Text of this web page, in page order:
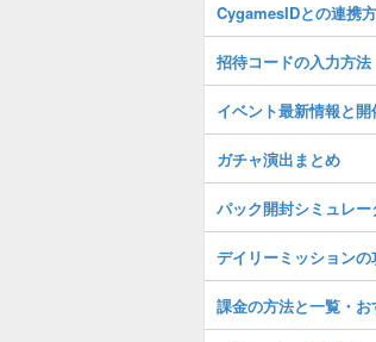
CygamesIDとの連携
招待コードの入力方法
イベント最新情報と開
ガチャ演出まとめ
パック開封シミュレー
デイリーミッションの
課金の方法と一覧・お